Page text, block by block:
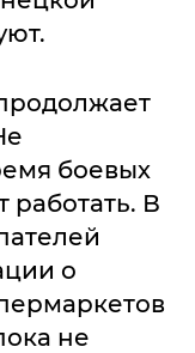
боевых
работать. В
о
не